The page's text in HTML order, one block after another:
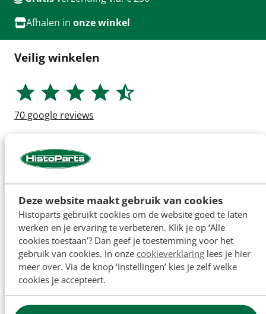
Deze website maakt gebruik van cookies
Histoparts gebruikt cookies om de website goed te laten
werken en je ervaring te verbeteren. Klik je op ‘Alle
cookies toestaan’? Dan geef je toestemming voor het
gebruik van cookies. In onze cookieverklaringlees je hier
meer over. Via de knop ‘Instellingen’ kies je zelf welke
cookies je accepteert.
Afhalen in onze winkel
Veilig winkelen
70 google reviews